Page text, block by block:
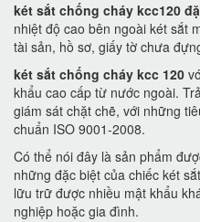
két sắt chống cháy kcc120
nhiệt độ cao bên ngoài két sắt
tài sản, hồ sơ, giấy tờ chưa
két sắt chống cháy kcc 120
khẩu cao cấp từ nước ngoài.
giám sát chặt chẽ, với những
chuẩn ISO 9001-2008.
Có thể nói đây là sản phẩm
những đặc biệt của chiếc két
lữu trữ được nhiều mật khẩu
nghiệp hoặc gia đình.